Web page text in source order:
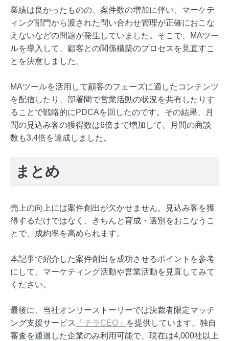
業績は良かったものの、案件数の増加に伴い、マーケテ
ィング部門から渡された問い合わせ管理が正確におこな
えないなどの問題が発生していました。そこで、MAツー
ルを導入して、顧客との関係構築のプロセスを見直すこ
とを決意しました。
MAツールを活用して顧客のフェーズに適したコンテンツ
を配信したり、部署間で営業活動の状況を共有したりす
ることで戦略的にPDCAを回したのです。その結果、月
間の見込み客の獲得数は6倍まで増加して、月間の商談
数も3.4倍を達成しました。
まとめ
売上の向上には案件創出が欠かせません。見込み客を獲
得するだけではなく、きちんと育成・選別をおこなうこ
とで、成約率を高められます。
本記事で紹介した案件創出を成功させるポイントを参考
にして、マーケティング活動や営業活動を見直してみて
ください。
最後に、当社オンリーストーリーでは決裁者限定マッチ
ング支援サービス
「チラCEO」
を提供しています。独自
審査を通過した企業のみ利用可能で、現在は4,000社以上